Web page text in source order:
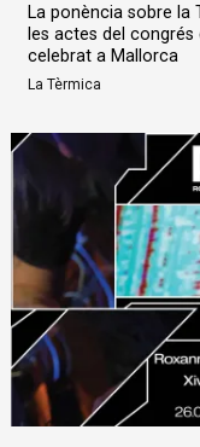
La ponència sobre
les actes del
celebrat a Mallorca
La Tèrmica